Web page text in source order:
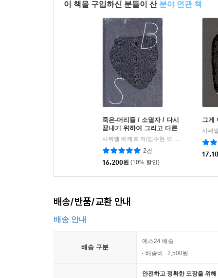
이 책을 구입하신 분들이 산 분야 연관 책
죽은-머리들 / 소멸자 / 다시
끝내기 위하여 그리고 다른
실패작들
사뮈엘 베케트 저/임수현 역 | 워크룸프레스
2건
16,200원 (10% 할인)
그게
사뮈
배송/반품/교환 안내
배송 안내
배송 구분
예스24 배송
배송비 : 2,500원
안전하고 정확한 포장을 위